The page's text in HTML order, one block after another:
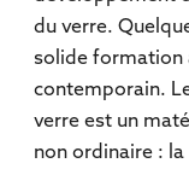
du verre.
solide formation
contemporain.
verre est un
non ordinaire :